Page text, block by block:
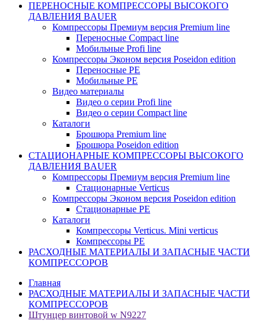
ПЕРЕНОСНЫЕ КОМПРЕССОРЫ ВЫСОКОГО
ДАВЛЕНИЯ BAUER
Компрессоры Премиум версия Premium line
Переносные Compact line
Мобильные Profi line
Компрессоры Эконом версия Poseidon edition
Переносные PE
Мобильные PE
Видео материалы
Видео о серии Profi line
Видео о серии Compact line
Каталоги
Брошюра Premium line
Брошюра Poseidon edition
СТАЦИОНАРНЫЕ КОМПРЕССОРЫ ВЫСОКОГО
ДАВЛЕНИЯ BAUER
Компрессоры Премиум версия Premium line
Стационарные Verticus
Компрессоры Эконом версия Poseidon edition
Стационарные PE
Каталоги
Компрессоры Verticus. Mini verticus
Компрессоры PE
РАСХОДНЫЕ МАТЕРИАЛЫ И ЗАПАСНЫЕ ЧАСТИ
КОМПРЕССОРОВ
Главная
РАСХОДНЫЕ МАТЕРИАЛЫ И ЗАПАСНЫЕ ЧАСТИ
КОМПРЕССОРОВ
Штунцер винтовой w N9227